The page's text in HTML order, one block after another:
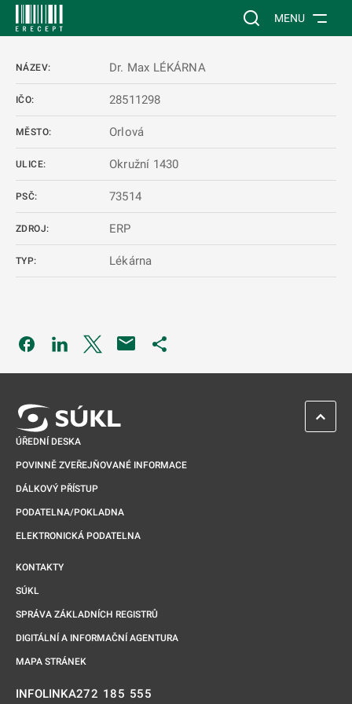
Vyhledávání na
MENU
NÁZEV: Dr. Max LÉKÁRNA
IČO: 28511298
MĚSTO: Orlová
ULICE: Okružní 1430
PSČ: 73514
ZDROJ: ERP
TYP: Lékárna
Odkaz se otevře na nové kartě
Odkaz se otevře na nové kartě
Odkaz se otevře na nové kartě
ÚŘEDNÍ DESKA
POVINNĚ ZVEŘEJŇOVANÉ INFORMACE
DÁLKOVÝ PŘÍSTUP
PODATELNA/POKLADNA
ELEKTRONICKÁ PODATELNA
KONTAKTY
SÚKL
SPRÁVA ZÁKLADNÍCH REGISTRŮ
DIGITÁLNÍ A INFORMAČNÍ AGENTURA
MAPA STRÁNEK
INFOLINKA272 185 555
ZPĚT